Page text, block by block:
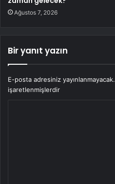
Ağustos 7, 2026
Bir yanıt yazın
E-posta adresiniz yayınlanmayacak.
işaretlenmişlerdir